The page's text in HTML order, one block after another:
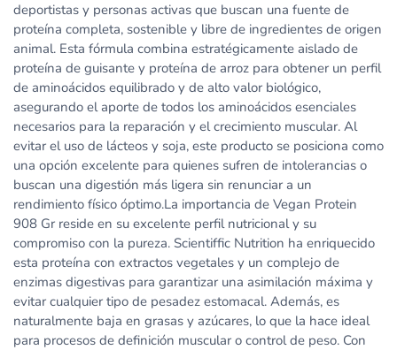
deportistas y personas activas que buscan una fuente de
proteína completa, sostenible y libre de ingredientes de origen
animal. Esta fórmula combina estratégicamente aislado de
proteína de guisante y proteína de arroz para obtener un perfil
de aminoácidos equilibrado y de alto valor biológico,
asegurando el aporte de todos los aminoácidos esenciales
necesarios para la reparación y el crecimiento muscular. Al
evitar el uso de lácteos y soja, este producto se posiciona como
una opción excelente para quienes sufren de intolerancias o
buscan una digestión más ligera sin renunciar a un
rendimiento físico óptimo.La importancia de Vegan Protein
908 Gr reside en su excelente perfil nutricional y su
compromiso con la pureza. Scientiffic Nutrition ha enriquecido
esta proteína con extractos vegetales y un complejo de
enzimas digestivas para garantizar una asimilación máxima y
evitar cualquier tipo de pesadez estomacal. Además, es
naturalmente baja en grasas y azúcares, lo que la hace ideal
para procesos de definición muscular o control de peso. Con